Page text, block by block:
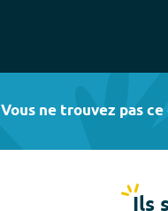
Vous ne trouvez pas
Ils